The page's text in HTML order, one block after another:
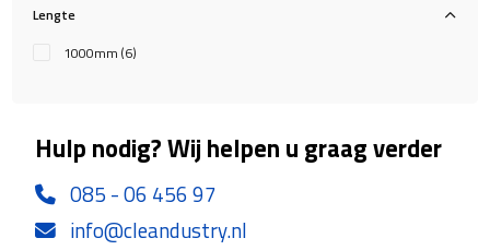
Lengte
1000mm (6)
Hulp nodig? Wij helpen u graag verder
085 - 06 456 97
info@cleandustry.nl